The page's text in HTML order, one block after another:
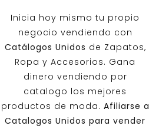
Inicia hoy mismo tu propio
negocio vendiendo con
Catálogos Unidos de Zapatos,
Ropa y Accesorios. Gana
dinero vendiendo por
catalogo los mejores
productos de moda. Afiliarse a
Catalogos Unidos para vender